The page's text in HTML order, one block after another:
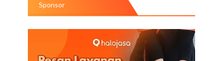
Sponsor